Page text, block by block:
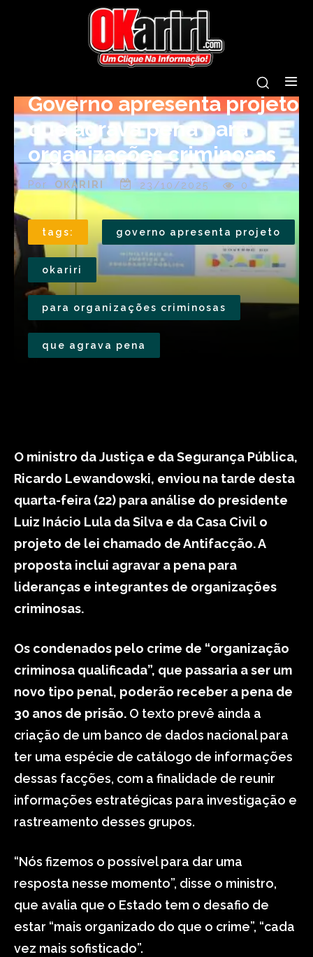
Governo apresenta projeto
que agrava pena para
organizações criminosas
Por OKARIRI 23/10/2025 0
tags: governo apresenta projeto
okariri
para organizações criminosas
que agrava pena
O ministro da Justiça e da Segurança Pública,
Ricardo Lewandowski, enviou na tarde desta
quarta-feira (22) para análise do presidente
Luiz Inácio Lula da Silva e da Casa Civil o
projeto de lei chamado de Antifacção. A
proposta inclui agravar a pena para
lideranças e integrantes de organizações
criminosas.
Os condenados pelo crime de “organização
criminosa qualificada”, que passaria a ser um
novo tipo penal, poderão receber a pena de
30 anos de prisão. O texto prevê ainda a
criação de um banco de dados nacional para
ter uma espécie de catálogo de informações
dessas facções, com a finalidade de reunir
informações estratégicas para investigação e
rastreamento desses grupos.
“Nós fizemos o possível para dar uma
resposta nesse momento”, disse o ministro,
que avalia que o Estado tem o desafio de
estar “mais organizado do que o crime”, “cada
vez mais sofisticado”.